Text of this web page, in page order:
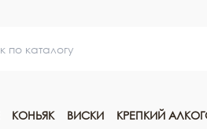
КОНЬЯК ВИСКИ КРЕПКИЙ